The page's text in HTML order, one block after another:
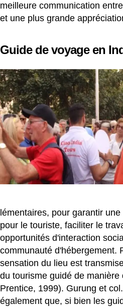
meilleure communication
et une plus grande
Guide de voyage en
lémentaires, pour garantir
pour le touriste, faciliter le
opportunités d'interaction
communauté d'hébergement.
sensation du lieu est
du tourisme guidé de
Prentice, 1999). Gurung et
également que, si bien les